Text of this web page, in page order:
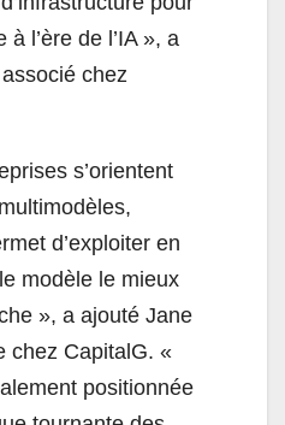
à l’ère de l’IA », a
chez
s’orientent
d’exploiter en
modèle le mieux
», a ajouté Jane
chez CapitalG. «
positionnée